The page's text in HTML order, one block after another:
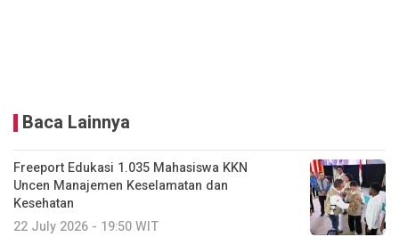
Baca Lainnya
Freeport Edukasi 1.035 Mahasiswa KKN
Uncen Manajemen Keselamatan dan
Kesehatan
22 July 2026 - 19:50 WIT